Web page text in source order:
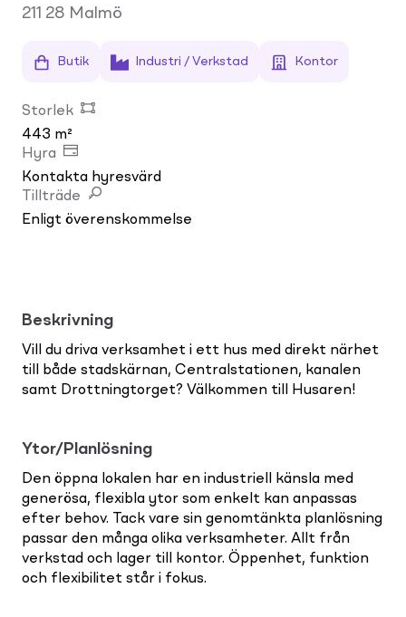
211 28 Malmö
Butik Industri / Verkstad Kontor
Storlek
443 m²
Hyra
Kontakta hyresvärd
Tillträde
Enligt överenskommelse
Beskrivning
Vill du driva verksamhet i ett hus med direkt närhet
till både stadskärnan, Centralstationen, kanalen
samt Drottningtorget? Välkommen till Husaren!
Ytor/Planlösning
Den öppna lokalen har en industriell känsla med
generösa, flexibla ytor som enkelt kan anpassas
efter behov. Tack vare sin genomtänkta planlösning
passar den många olika verksamheter. Allt från
verkstad och lager till kontor. Öppenhet, funktion
och flexibilitet står i fokus.